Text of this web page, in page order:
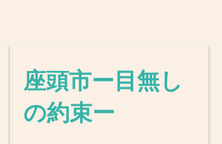
座頭市ー目無し
の約束ー